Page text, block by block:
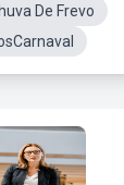
De Frevo